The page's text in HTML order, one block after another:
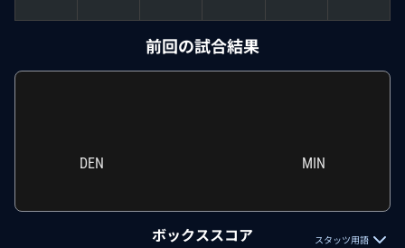
前回の試合結果
DEN MIN
ボックススコア スタッツ用語